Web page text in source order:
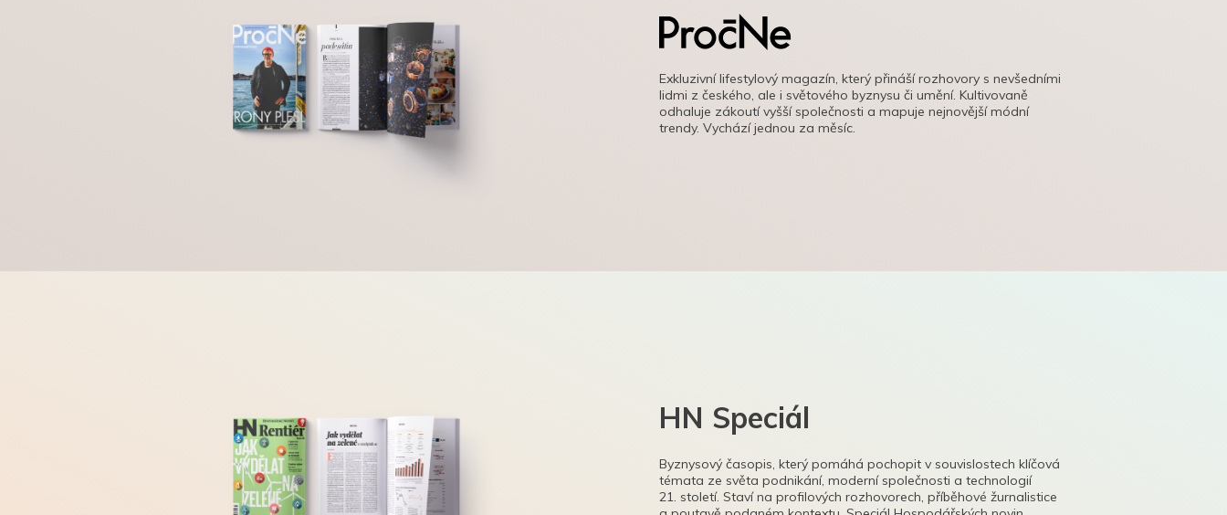
Exkluzivní lifestylový magazín, který přináší rozhovory s nevšedními
lidmi z českého, ale i světového byznysu či umění. Kultivovaně
odhaluje zákoutí vyšší společnosti a mapuje nejnovější módní
trendy. Vychází jednou za měsíc.
HN Speciál
Byznysový časopis, který pomáhá pochopit v souvislostech klíčová
témata ze světa podnikání, moderní společnosti a technologií
21. století. Staví na profilových rozhovorech, příběhové žurnalistice